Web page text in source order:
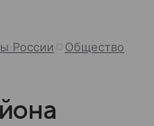
России Общество